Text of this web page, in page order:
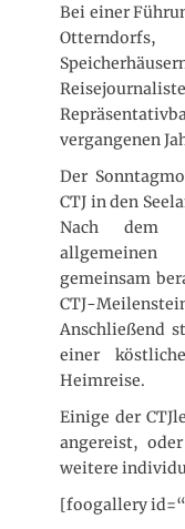
Bei einer
vergangenen
Der
CTJ in den
Nach dem
allgemeinen
gemeinsam
CTJ-
Anschließend
einer
Heimreise.
Einige der
angereist,
weitere
[foogallery